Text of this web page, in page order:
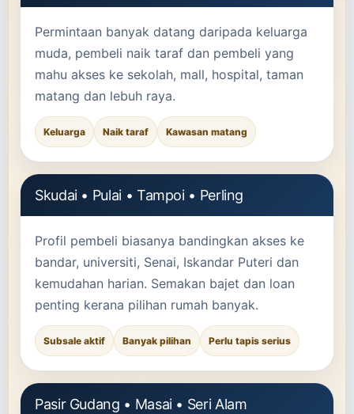
Permintaan banyak datang daripada keluarga
muda, pembeli naik taraf dan pembeli yang
mahu akses ke sekolah, mall, hospital, taman
matang dan lebuh raya.
Keluarga Naik taraf Kawasan matang
Skudai • Pulai • Tampoi • Perling
Profil pembeli biasanya bandingkan akses ke
bandar, universiti, Senai, Iskandar Puteri dan
kemudahan harian. Semakan bajet dan loan
penting kerana pilihan rumah banyak.
Subsale aktif Banyak pilihan Perlu tapis serius
Pasir Gudang • Masai • Seri Alam